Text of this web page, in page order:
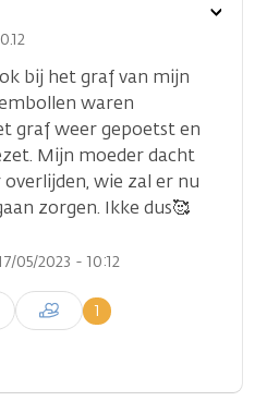
bij het graf van mijn
waren
graf weer gepoetst en
Mijn moeder dacht
wie zal er nu
zorgen. Ikke dus🥰
05/2023 - 10:12
1
te
Toon